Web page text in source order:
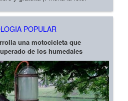
POPULAR
una motocicleta que
de los humedales